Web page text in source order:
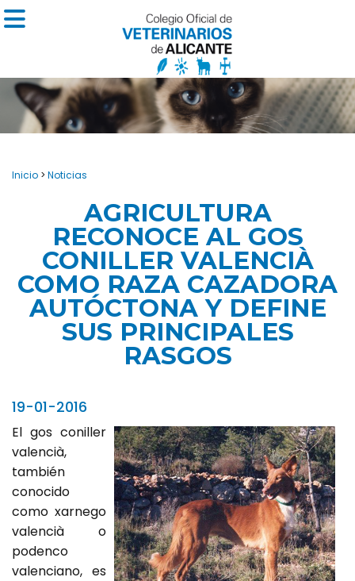
Inicio > Noticias
AGRICULTURA
RECONOCE AL GOS
CONILLER VALENCIÀ
COMO RAZA CAZADORA
AUTÓCTONA Y DEFINE
SUS PRINCIPALES
RASGOS
19-01-2016
El gos coniller
valencià,
también
conocido
como xarnego
valencià o
podenco
valenciano, es